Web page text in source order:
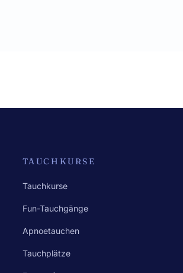
TAUCHKURSE
Tauchkurse
Fun-Tauchgänge
Apnoetauchen
Tauchplätze